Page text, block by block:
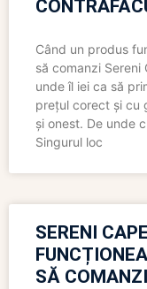
Când un produs
să comanzi
unde îl iei ca să
prețul corect și cu
și onest. De unde
Singurul loc
SERENI
SĂ COMANZI